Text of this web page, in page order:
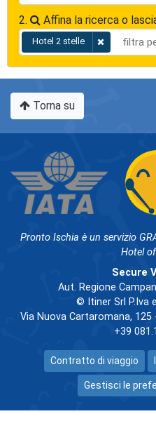
2. Affina la ricerca o
Hotel 2 stelle
Torna su
Pronto Ischia è un servizio
Hotel
Secure
Aut. Regione
© Itiner Srl P.Iva
Via Nuova Cartaromana,
+39
Contratto di viaggio
Gestisci le